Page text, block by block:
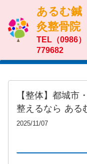
あるむ鍼
灸整骨院
TEL（0986）
779682
【整体】都城市
整えるなら ある
2025/11/07